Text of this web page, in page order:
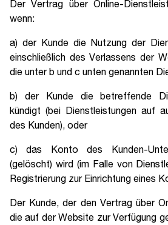
Der Vertrag über Online-
wenn:
a) der Kunde die Nutzung der
einschließlich des Verlassens der
die unter b und c unten genannten
b) der Kunde die betreffende
kündigt (bei Dienstleistungen auf
des Kunden), oder
c) das Konto des Kunden-
(gelöscht) wird (im Falle von
Registrierung zur Einrichtung eines
Der Kunde, der den Vertrag über
die auf der Website zur Verfügung